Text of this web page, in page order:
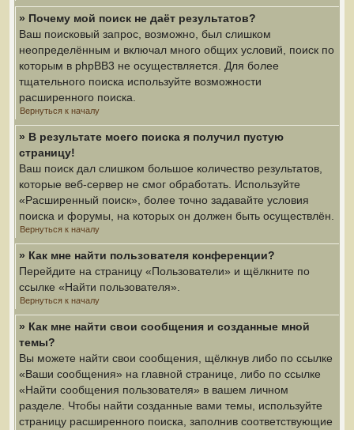
» Почему мой поиск не даёт результатов?
Ваш поисковый запрос, возможно, был слишком
неопределённым и включал много общих условий, поиск по
которым в phpBB3 не осуществляется. Для более
тщательного поиска используйте возможности
расширенного поиска.
Вернуться к началу
» В результате моего поиска я получил пустую
страницу!
Ваш поиск дал слишком большое количество результатов,
которые веб-сервер не смог обработать. Используйте
«Расширенный поиск», более точно задавайте условия
поиска и форумы, на которых он должен быть осуществлён.
Вернуться к началу
» Как мне найти пользователя конференции?
Перейдите на страницу «Пользователи» и щёлкните по
ссылке «Найти пользователя».
Вернуться к началу
» Как мне найти свои сообщения и созданные мной
темы?
Вы можете найти свои сообщения, щёлкнув либо по ссылке
«Ваши сообщения» на главной странице, либо по ссылке
«Найти сообщения пользователя» в вашем личном
разделе. Чтобы найти созданные вами темы, используйте
страницу расширенного поиска, заполнив соответствующие